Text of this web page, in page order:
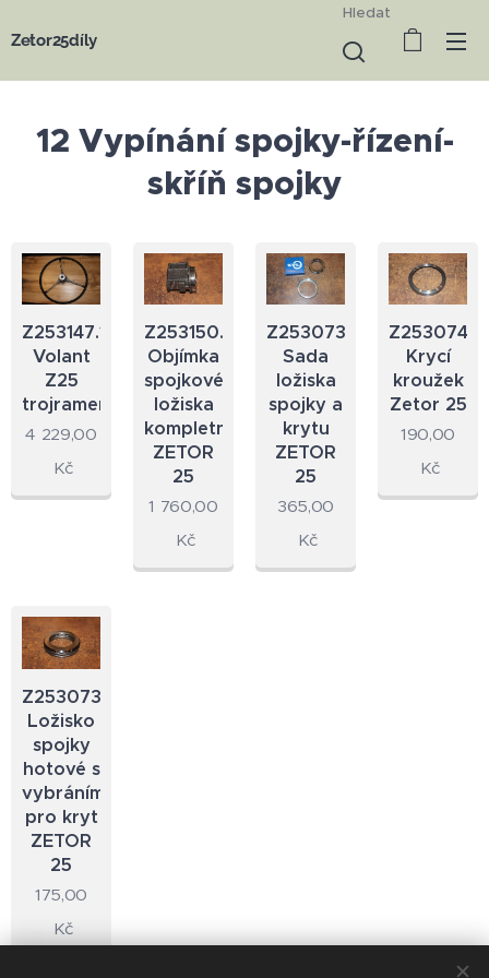
Zetor25díly
Hledat
12 Vypínání spojky-řízení-
skříň spojky
Z253147.12
Volant
Z25
trojramenný
4 229,00
Kč
Z253150.12A
Objímka
spojkového
ložiska
kompletní
ZETOR
25
1 760,00
Kč
Z253073.00
Sada
ložiska
spojky a
krytu
ZETOR
25
365,00
Kč
Z253074.12
Krycí
kroužek
Zetor 25
190,00
Kč
Z253073.12
Ložisko
spojky
hotové s
vybráním
pro kryt
ZETOR
25
175,00
Kč